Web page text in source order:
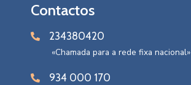
Contactos
234380420
«Chamada para a rede fixa nacional»
934 000 170